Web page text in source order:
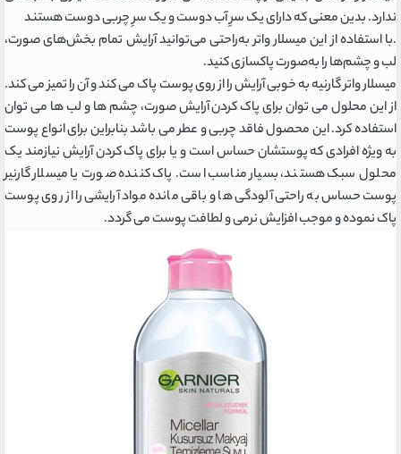
ندارد. بدین معنی که دارای یک سرِ آب‌ دوست و یک سرِ چربی‌ دوست هستند
.با استفاده از این میسلار واتر به‌‎راحتی می‌‏توانید آرایش تمام بخش‌‎های صورت،
لب و چشم‏‌ها را به‎‌صورت پاکسازی کنید.
میسلار واتر گارنیه به خوبی آرایش را از روی پوست پاک می کند و آن را تمیز می کند.
از این محلول می توان برای پاک کردن آرایش صورت، چشم ها و لب ها می توان
استفاده کرد. این محصول فاقد چربی و عطر می باشد بنابراین برای انواع پوست
به ویژه افرادی که پوستشان حساس است و یا برای پاک کردن آرایش نیازمند یک
محلول سبک هستند، بسیار مناسب است. پاک کننده صورت یا میسلار گارنیر
پوست حساس به راحتی آلودگی ها و باقی مانده مواد آرایشی را از روی پوست
پاک نموده و موجب افزایش نرمی و لطافت پوست می گردد.